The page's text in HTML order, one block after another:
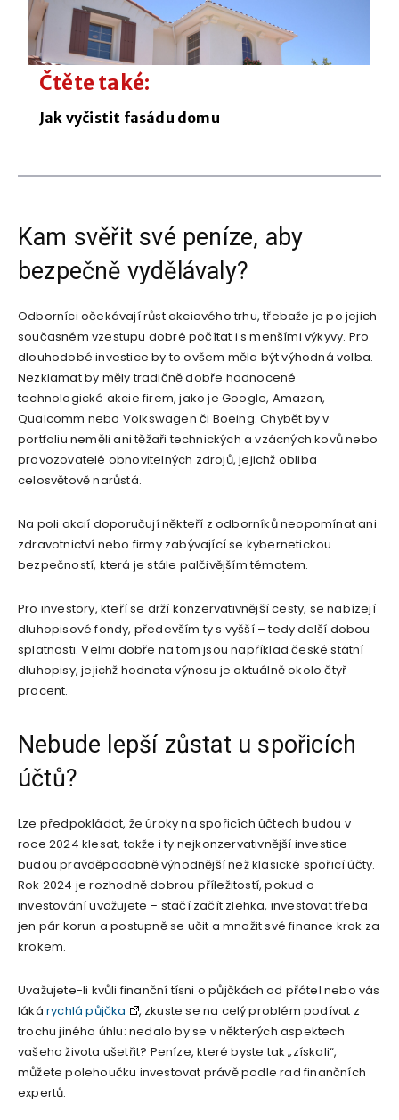
Čtěte také:
Jak vyčistit fasádu domu
Kam svěřit své peníze, aby
bezpečně vydělávaly?
Odborníci očekávají růst akciového trhu, třebaže je po jejich
současném vzestupu dobré počítat i s menšími výkyvy. Pro
dlouhodobé investice by to ovšem měla být výhodná volba.
Nezklamat by měly tradičně dobře hodnocené
technologické akcie firem, jako je Google, Amazon,
Qualcomm nebo Volkswagen či Boeing. Chybět by v
portfoliu neměli ani těžaři technických a vzácných kovů nebo
provozovatelé obnovitelných zdrojů, jejichž obliba
celosvětově narůstá.
Na poli akcií doporučují někteří z odborníků neopomínat ani
zdravotnictví nebo firmy zabývající se kybernetickou
bezpečností, která je stále palčivějším tématem.
Pro investory, kteří se drží konzervativnější cesty, se nabízejí
dluhopisové fondy, především ty s vyšší – tedy delší dobou
splatnosti. Velmi dobře na tom jsou například české státní
dluhopisy, jejichž hodnota výnosu je aktuálně okolo čtyř
procent.
Nebude lepší zůstat u spořicích
účtů?
Lze předpokládat, že úroky na spořicích účtech budou v
roce 2024 klesat, takže i ty nejkonzervativnější investice
budou pravděpodobně výhodnější než klasické spořicí účty.
Rok 2024 je rozhodně dobrou příležitostí, pokud o
investování uvažujete – stačí začít zlehka, investovat třeba
jen pár korun a postupně se učit a množit své finance krok za
krokem.
Uvažujete-li kvůli finanční tísni o půjčkách od přátel nebo vás
láká rychlá půjčka
, zkuste se na celý problém podívat z
trochu jiného úhlu: nedalo by se v některých aspektech
vašeho života ušetřit? Peníze, které byste tak „získali“,
můžete polehoučku investovat právě podle rad finančních
expertů.